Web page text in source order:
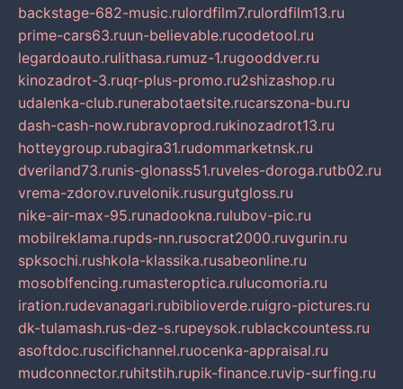
backstage-682-music.rulordfilm7.rulordfilm13.ru
prime-cars63.ruun-believable.rucodetool.ru
legardoauto.rulithasa.rumuz-1.rugooddver.ru
kinozadrot-3.ruqr-plus-promo.ru2shizashop.ru
udalenka-club.runerabotaetsite.rucarszona-bu.ru
dash-cash-now.rubravoprod.rukinozadrot13.ru
hotteygroup.rubagira31.rudommarketnsk.ru
dveriland73.runis-glonass51.ruveles-doroga.rutb02.ru
vrema-zdorov.ruvelonik.rusurgutgloss.ru
nike-air-max-95.runadookna.rulubov-pic.ru
mobilreklama.rupds-nn.rusocrat2000.ruvgurin.ru
spksochi.rushkola-klassika.rusabeonline.ru
mosoblfencing.rumasteroptica.rulucomoria.ru
iration.rudevanagari.rubiblioverde.ruigro-pictures.ru
dk-tulamash.rus-dez-s.rupeysok.rublackcountess.ru
asoftdoc.ruscifichannel.ruocenka-appraisal.ru
mudconnector.ruhitstih.rupik-finance.ruvip-surfing.ru